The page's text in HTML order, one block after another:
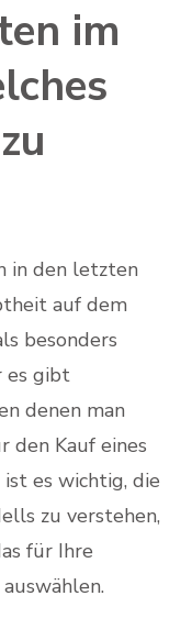
im
in den letzten
auf dem
besonders
es gibt
denen man
den Kauf eines
es wichtig, die
zu verstehen,
für Ihre